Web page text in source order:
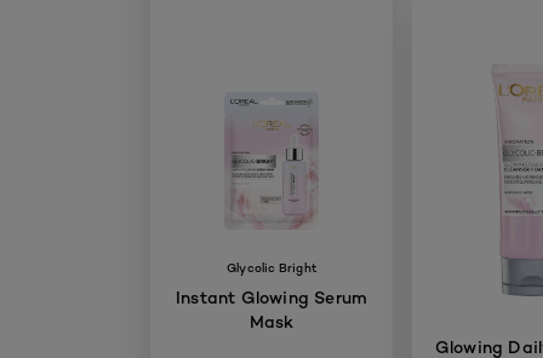
Glycolic Bright
Instant Glowing Serum
Mask
Glowing